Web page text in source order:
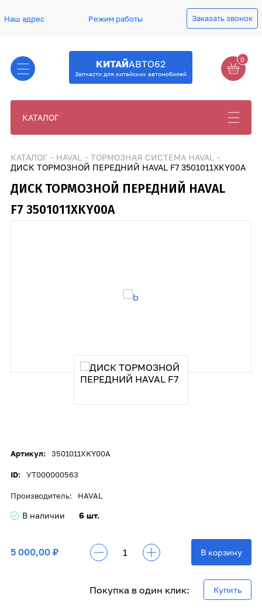
Наш адрес Режим работы Заказать звонок
КИТАЙАВТО62
Запчасти для китайских автомобилей
0
КАТАЛОГ
КАТАЛОГ HAVAL
ТОРМОЗНАЯ СИСТЕМА HAVAL
ДИСК ТОРМОЗНОЙ ПЕРЕДНИЙ HAVAL F7 3501011XKY00A
ДИСК ТОРМОЗНОЙ ПЕРЕДНИЙ HAVAL
F7 3501011XKY00A
Артикул: 3501011XKY00A
ID: УТ000000563
Производитель: HAVAL
В наличии 6 шт.
5 000,00 ₽ В корзину
Покупка в один клик: Купить